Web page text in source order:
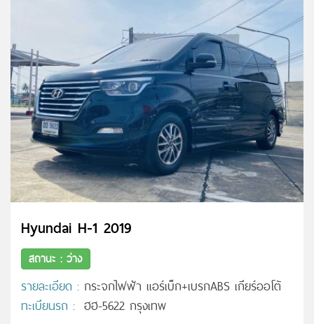
Hyundai H-1 2019
สถานะ : ว่าง
รายละเอียด : กระจกไฟฟ้า แอร์เบ็ก+เบรกABS เกียร์ออโต้
ทะเบียนรถ : ฮฮ-5622 กรุงเทพ